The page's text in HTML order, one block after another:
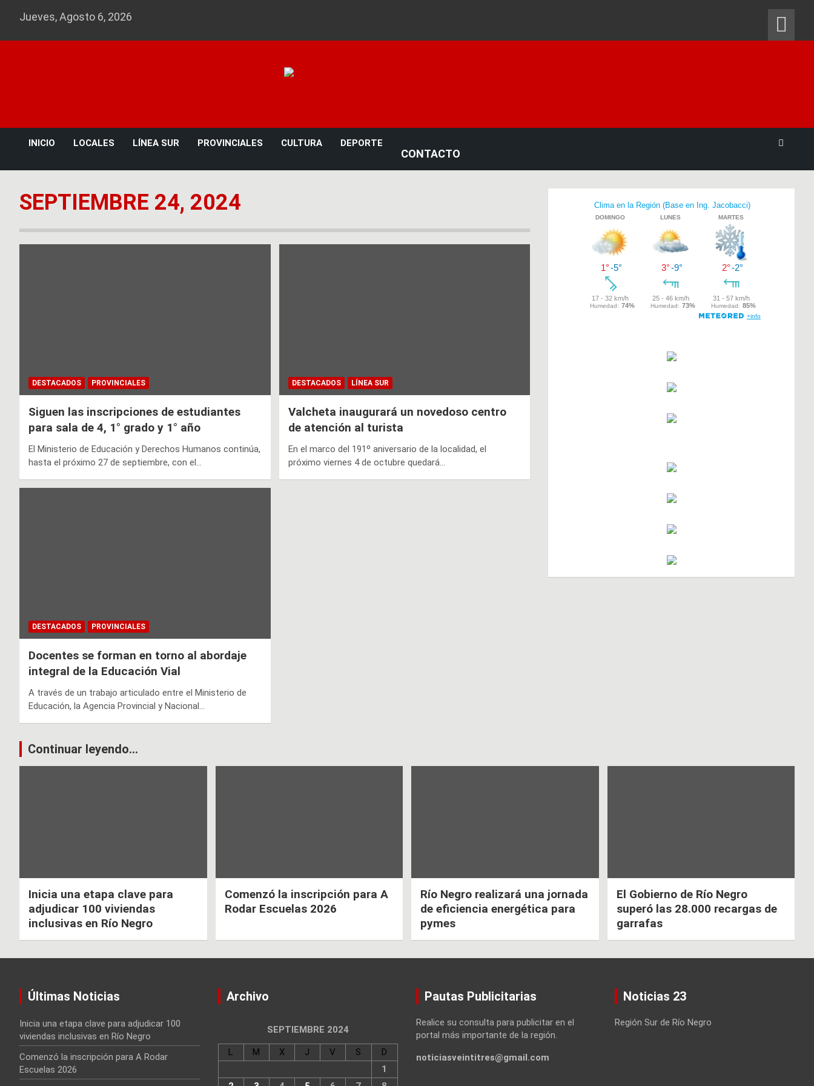
Jueves, Agosto 6, 2026
INICIO LOCALES LÍNEA SUR PROVINCIALES CULTURA DEPORTE
CONTACTO
SEPTIEMBRE 24, 2024
DESTACADOS PROVINCIALES
Siguen las inscripciones de estudiantes
para sala de 4, 1° grado y 1° año
El Ministerio de Educación y Derechos Humanos continúa,
hasta el próximo 27 de septiembre, con el…
DESTACADOS LÍNEA SUR
Valcheta inaugurará un novedoso centro
de atención al turista
En el marco del 191º aniversario de la localidad, el
próximo viernes 4 de octubre quedará…
DESTACADOS PROVINCIALES
Docentes se forman en torno al abordaje
integral de la Educación Vial
A través de un trabajo articulado entre el Ministerio de
Educación, la Agencia Provincial y Nacional…
Continuar leyendo...
Inicia una etapa clave para
adjudicar 100 viviendas
inclusivas en Río Negro
Comenzó la inscripción para A
Rodar Escuelas 2026
Río Negro realizará una jornada
de eficiencia energética para
pymes
El Gobierno de Río Negro
superó las 28.000 recargas de
garrafas
Últimas Noticias
Inicia una etapa clave para adjudicar 100
viviendas inclusivas en Río Negro
Comenzó la inscripción para A Rodar
Escuelas 2026
Archivo
SEPTIEMBRE 2024
L M X J V S
D
1
Pautas Publicitarias
Realice su consulta para publicitar en el
portal más importante de la región.
noticiasveintitres@gmail.com
Noticias 23
Región Sur de Río Negro